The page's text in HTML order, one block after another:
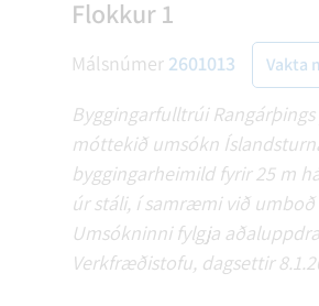
Flokkur 1
Málsnúmer 2601013 Vakta
Byggingarfulltrúi
móttekið umsókn
byggingarheimild fyrir 25 m
úr stáli, í samræmi við umboð
Umsókninni fylgja
Verkfræðistofu, dagsettir